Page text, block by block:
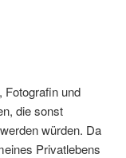
Fotografin und
die sonst
würden. Da
Privatlebens